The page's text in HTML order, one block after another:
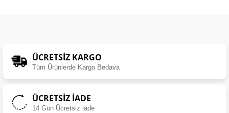
ÜCRETSIZ KARGO
Tüm Ürünlerde Kargo Bedava
ÜCRETSIZ İADE
14 Gün Ücretsiz iade